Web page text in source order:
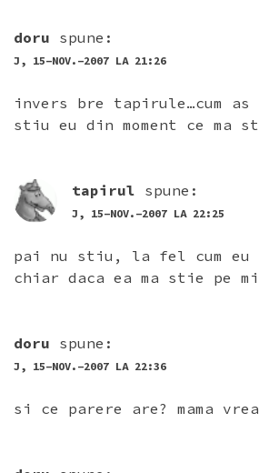
doru spune:
J, 15-NOV.-2007 LA 21:26
invers bre tapirule…cum as
stiu eu din moment ce ma
tapirul spune:
J, 15-NOV.-2007 LA 22:25
pai nu stiu, la fel cum eu
chiar daca ea ma stie pe
doru spune:
J, 15-NOV.-2007 LA 22:36
si ce parere are? mama